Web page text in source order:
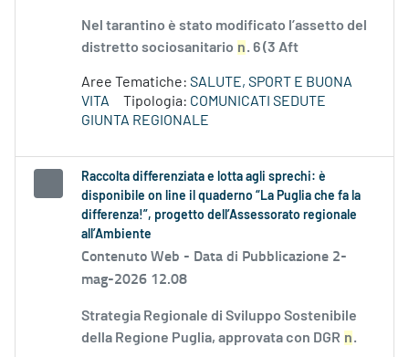
Nel tarantino è stato modificato l’assetto del
distretto sociosanitario n. 6 (3 Aft
Aree Tematiche: SALUTE, SPORT E BUONA
VITA
Tipologia: COMUNICATI SEDUTE
GIUNTA REGIONALE
Raccolta differenziata e lotta agli sprechi: è
disponibile on line il quaderno “La Puglia che fa la
differenza!”, progetto dell’Assessorato regionale
all’Ambiente
Contenuto Web - Data di Pubblicazione 2-
mag-2026 12.08
Strategia Regionale di Sviluppo Sostenibile
della Regione Puglia, approvata con DGR n.